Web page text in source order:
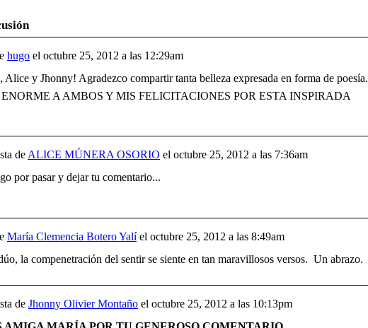
hugo el octubre 25, 2012 a las 12:29am
Alice y Jhonny! Agradezco compartir tanta belleza expresada en forma de poesía.
A AMBOS Y MIS FELICITACIONES POR ESTA INSPIRADA
de ALICE MÚNERA OSORIO el octubre 25, 2012 a las 7:36am
por pasar y dejar tu comentario...
María Clemencia Botero Yalíel octubre 25, 2012 a las 8:49am
la compenetración del sentir se siente en tan maravillosos versos. Un abrazo.
de Jhonny Olivier Montaño el octubre 25, 2012 a las 10:13pm